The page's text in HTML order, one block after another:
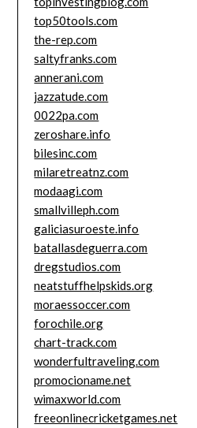
top50tools.com
the-rep.com
saltyfranks.com
annerani.com
jazzatude.com
0022pa.com
zeroshare.info
bilesinc.com
milaretreatnz.com
modaagi.com
smallvilleph.com
galiciasuroeste.info
batallasdeguerra.com
dregstudios.com
neatstuffhelpskids.org
moraessoccer.com
forochile.org
chart-track.com
wonderfultraveling.com
promocioname.net
wimaxworld.com
freeonlinecricketgames.net